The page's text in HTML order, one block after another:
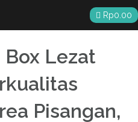
Rp0.00
Lezat
Pisangan,